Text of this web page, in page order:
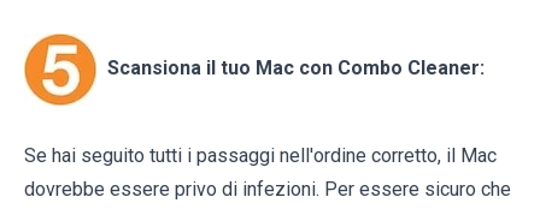
Scansiona il tuo Mac con Combo Cleaner:
Se hai seguito tutti i passaggi nell'ordine corretto, il Mac
dovrebbe essere privo di infezioni. Per essere sicuro che